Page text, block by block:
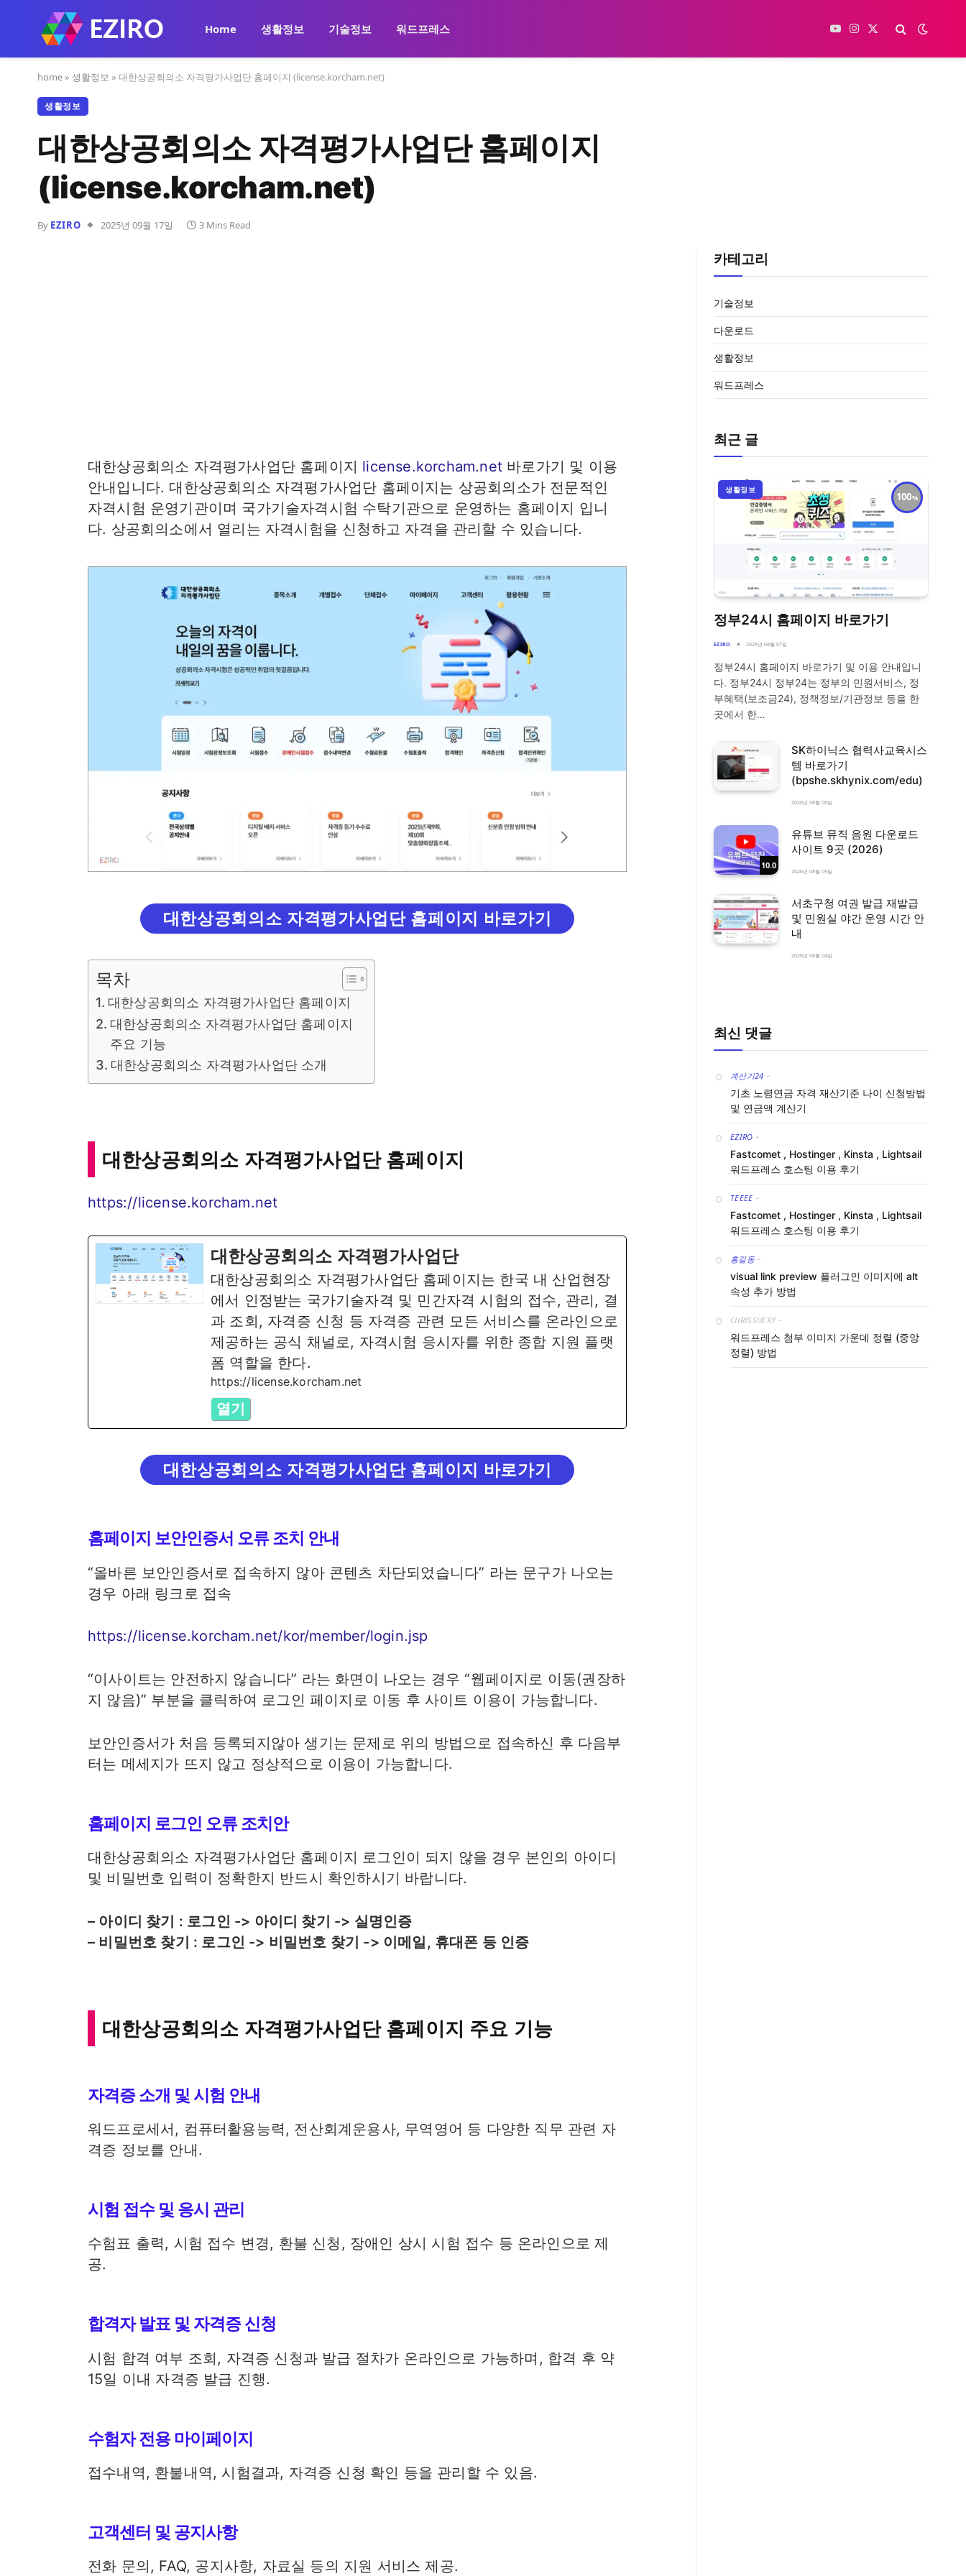
Home 생활정보 기술정보 워드프레스 YouTubeInstagram
X
home » 생활정보 » 대한상공회의소 자격평가사업단 홈페이지 (license.korcham.net)
생활정보
대한상공회의소 자격평가사업단 홈페이지
(license.korcham.net)
By EZIRO 2025년 09월 17일 3 Mins Read
대한상공회의소 자격평가사업단 홈페이지 license.korcham.net 바로가기 및 이용
안내입니다. 대한상공회의소 자격평가사업단 홈페이지는 상공회의소가 전문적인
자격시험 운영기관이며 국가기술자격시험 수탁기관으로 운영하는 홈페이지 입니
다. 상공회의소에서 열리는 자격시험을 신청하고 자격을 관리할 수 있습니다.
대한상공회의소 자격평가사업단 홈페이지 바로가기
목차
대한상공회의소 자격평가사업단 홈페이지
대한상공회의소 자격평가사업단 홈페이지
주요 기능
대한상공회의소 자격평가사업단 소개
대한상공회의소 자격평가사업단 홈페이지
https://license.korcham.net
대한상공회의소 자격평가사업단
대한상공회의소 자격평가사업단 홈페이지는 한국 내 산업현장
에서 인정받는 국가기술자격 및 민간자격 시험의 접수, 관리, 결
과 조회, 자격증 신청 등 자격증 관련 모든 서비스를 온라인으로
제공하는 공식 채널로, 자격시험 응시자를 위한 종합 지원 플랫
폼 역할을 한다.
https://license.korcham.net
열기
대한상공회의소 자격평가사업단 홈페이지 바로가기
홈페이지 보안인증서 오류 조치 안내
“올바른 보안인증서로 접속하지 않아 콘텐츠 차단되었습니다” 라는 문구가 나오는
경우 아래 링크로 접속
https://license.korcham.net/kor/member/login.jsp
“이사이트는 안전하지 않습니다” 라는 화면이 나오는 경우 “웹페이지로 이동(권장하
지 않음)” 부분을 클릭하여 로그인 페이지로 이동 후 사이트 이용이 가능합니다.
보안인증서가 처음 등록되지않아 생기는 문제로 위의 방법으로 접속하신 후 다음부
터는 메세지가 뜨지 않고 정상적으로 이용이 가능합니다.
홈페이지 로그인 오류 조치안
대한상공회의소 자격평가사업단 홈페이지 로그인이 되지 않을 경우 본인의 아이디
및 비밀번호 입력이 정확한지 반드시 확인하시기 바랍니다.
– 아이디 찾기 : 로그인 -> 아이디 찾기 -> 실명인증
– 비밀번호 찾기 : 로그인 -> 비밀번호 찾기 -> 이메일, 휴대폰 등 인증
대한상공회의소 자격평가사업단 홈페이지 주요 기능
자격증 소개 및 시험 안내
워드프로세서, 컴퓨터활용능력, 전산회계운용사, 무역영어 등 다양한 직무 관련 자
격증 정보를 안내.
시험 접수 및 응시 관리
수험표 출력, 시험 접수 변경, 환불 신청, 장애인 상시 시험 접수 등 온라인으로 제
공.
합격자 발표 및 자격증 신청
시험 합격 여부 조회, 자격증 신청과 발급 절차가 온라인으로 가능하며, 합격 후 약
15일 이내 자격증 발급 진행.
수험자 전용 마이페이지
접수내역, 환불내역, 시험결과, 자격증 신청 확인 등을 관리할 수 있음.
고객센터 및 공지사항
전화 문의, FAQ, 공지사항, 자료실 등의 지원 서비스 제공.
카테고리
기술정보
다운로드
생활정보
워드프레스
최근 글
100
생활정보
정부24시 홈페이지 바로가기
EZIRO 2026년 08월 07일
정부24시 홈페이지 바로가기 및 이용 안내입니
다. 정부24시 정부24는 정부의 민원서비스, 정
부혜택(보조금24), 정책정보/기관정보 등을 한
곳에서 한…
SK하이닉스 협력사교육시스
템 바로가기
(bpshe.skhynix.com/edu)
2026년 08월 06일
10.0
유튜브 뮤직 음원 다운로드
사이트 9곳 (2026)
2026년 08월 05일
서초구청 여권 발급 재발급
및 민원실 야간 운영 시간 안
내
2026년 08월 04일
최신 댓글
계산기24 -
기초 노령연금 자격 재산기준 나이 신청방법
및 연금액 계산기
EZIRO -
Fastcomet , Hostinger , Kinsta , Lightsail
워드프레스 호스팅 이용 후기
TEEEE -
Fastcomet , Hostinger , Kinsta , Lightsail
워드프레스 호스팅 이용 후기
홍길동 -
visual link preview 플러그인 이미지에 alt
속성 추가 방법
CHRISSUEXY -
워드프레스 첨부 이미지 가운데 정렬 (중앙
정렬) 방법